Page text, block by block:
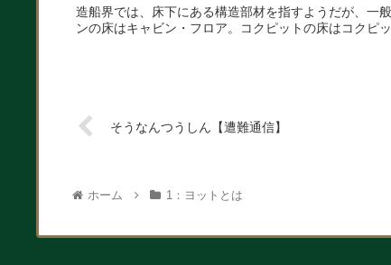
造船界では、床下にある構造部材を指すようだが、一
ンの床はキャビン・フロア。コクピットの床はコクピ
そうなんつうしん【遭難通信】
ホーム 1：ヨットとは